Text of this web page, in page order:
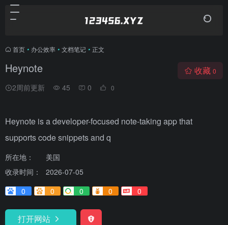
首页 • 办公效率 • 文档笔记 • 正文
Heynote
2周前更新 45 0 0
收藏 0
Heynote is a developer-focused note-taking app that
supports code snippets and q
所在地：
美国
收录时间：
2026-07-05
0
0 0 0 0
打开网站